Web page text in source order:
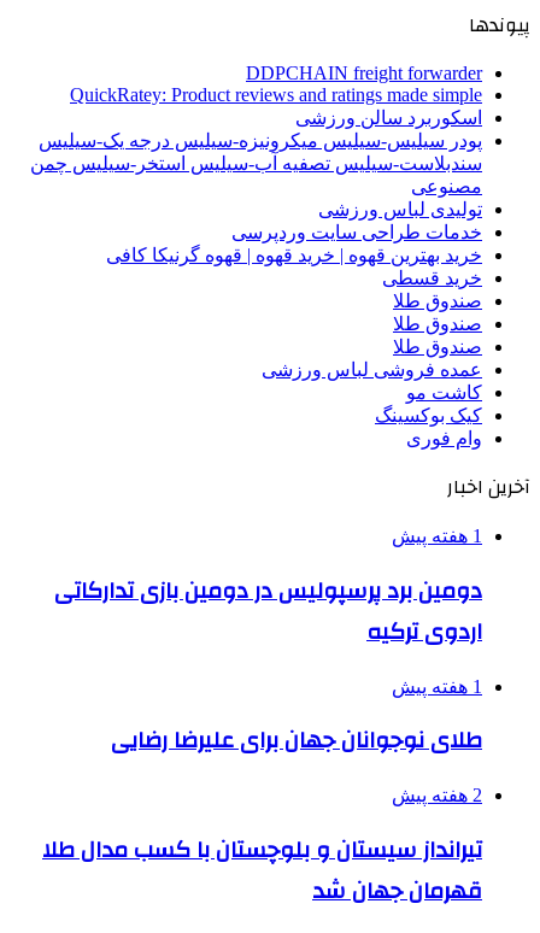
پیوندها
DDPCHAIN freight forwarder
QuickRatey: Product reviews and ratings made simple
اسکوربرد سالن ورزشی
پودر سیلیس-سیلیس میکرونیزه-سیلیس درجه یک-سیلیس
سندبلاست-سیلیس تصفیه آب-سیلیس استخر-سیلیس چمن
مصنوعی
تولیدی لباس ورزشی
خدمات طراحی سایت وردپرسی
خرید بهترین قهوه | خرید قهوه | قهوه گرنیکا کافی
خرید قسطی
صندوق طلا
صندوق طلا
صندوق طلا
عمده فروشی لباس ورزشی
کاشت مو
کیک بوکسینگ
وام فوری
آخرین اخبار
1 هفته پیش
دومین برد پرسپولیس در دومین بازی تدارکاتی
اردوی ترکیه
1 هفته پیش
طلای نوجوانان جهان برای علیرضا رضایی
2 هفته پیش
تیرانداز سیستان و بلوچستان با کسب مدال طلا
قهرمان جهان شد